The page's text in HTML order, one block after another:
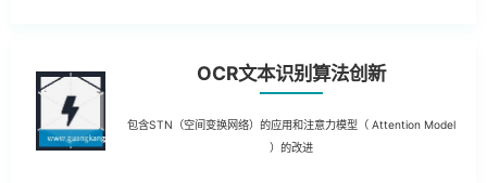
OCR文本识别算法创新
包含STN（空间变换网络）的应用和注意力模型（ Attention Model
）的改进